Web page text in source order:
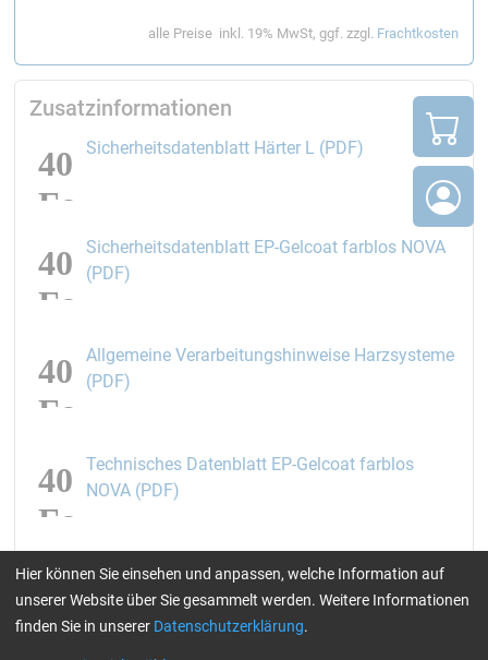
alle Preise inkl. 19% MwSt, ggf. zzgl. Frachtkosten
Zusatzinformationen
Sicherheitsdatenblatt Härter L (PDF) öffnet den
Sicherheitsdatenblatt EP-Gelcoat farblos NOVA
(PDF)
Allgemeine Verarbeitungshinweise Harzsysteme
(PDF)
Technisches Datenblatt EP-Gelcoat farblos
NOVA (PDF)
Mögliche Gefahren - EP-Gelcoat farblos
Hier können Sie einsehen und anpassen, welche Information auf
unserer Website über Sie gesammelt werden. Weitere Informationen
finden Sie in unserer Datenschutzerklärung.